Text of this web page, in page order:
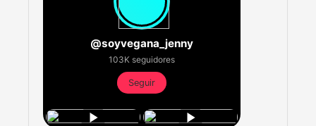
@soyvegana_jenny
103K seguidores
Seguir